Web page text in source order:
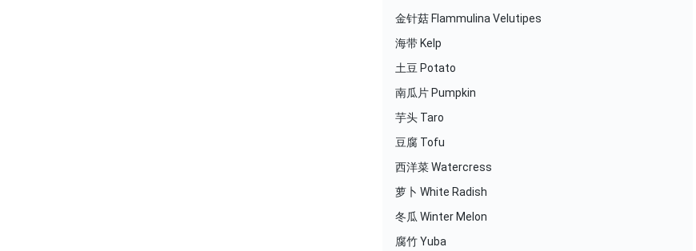
金针菇 Flammulina Velutipes
海带 Kelp
土豆 Potato
南瓜片 Pumpkin
芋头 Taro
豆腐 Tofu
西洋菜 Watercress
萝卜 White Radish
冬瓜 Winter Melon
腐竹 Yuba